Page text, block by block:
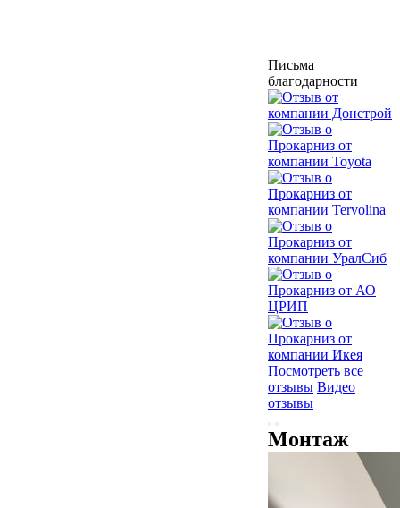
Письма
благодарности
Посмотреть все
отзывы Видео
отзывы
Монтаж